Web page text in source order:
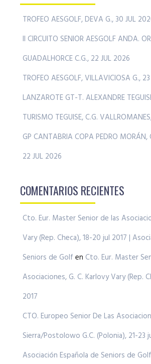
TROFEO AESGOLF, DEVA G., 30 JUL
II CIRCUITO SENIOR AESGOLF ANDA.
GUADALHORCE C.G., 22 JUL 2026
TROFEO AESGOLF, VILLAVICIOSA G.,
LANZAROTE GT-T. ALEXANDRE
TURISMO TEGUISE, C.G.
GP CANTABRIA COPA PEDRO
22 JUL 2026
COMENTARIOS RECIENTES
Cto. Eur. Master Senior de las
Vary (Rep. Checa), 18-20 jul 2017 |
Seniors de Golf en Cto. Eur. Master
Asociaciones, G. C. Karlovy Vary (Rep.
2017
CTO. Europeo Senior De Las
Sierra/Postolowo G.C. (Polonia), 21-23
Asociación Española de Seniors de Golf